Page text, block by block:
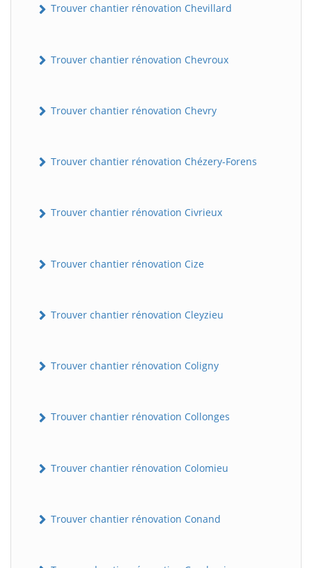
Trouver chantier rénovation Chevillard
Trouver chantier rénovation Chevroux
Trouver chantier rénovation Chevry
Trouver chantier rénovation Chézery-Forens
Trouver chantier rénovation Civrieux
Trouver chantier rénovation Cize
Trouver chantier rénovation Cleyzieu
Trouver chantier rénovation Coligny
Trouver chantier rénovation Collonges
Trouver chantier rénovation Colomieu
Trouver chantier rénovation Conand
BatiWebPro